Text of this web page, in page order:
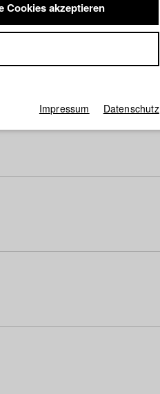
y z Alle
Cookies akzeptieren
Impressum Datenschutz